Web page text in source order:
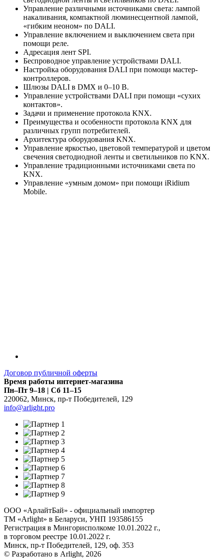
Управление различными источниками света: лампой
накаливания, компактной люминесцентной лампой,
«гибким неоном» по DALI.
Управление включением и выключением света при
помощи реле.
Адресация лент SPI.
Беспроводное управление устройствами DALI.
Настройка оборудования DALI при помощи мастер-
контроллеров.
Шлюзы DALI в DMX и 0–10 В.
Управление устройствами DALI при помощи «сухих
контактов».
Задачи и применение протокола KNX.
Преимущества и особенности протокола KNX для
различных групп потребителей.
Архитектура оборудования KNX.
Управление яркостью, цветовой температурой и цветом
свечения светодиодной ленты и светильников по KNX.
Управление традиционными источниками света по
KNX.
Управление «умным домом» при помощи iRidium
Mobile.
Договор публичной оферты
Время работы интернет-магазина
Пн–Пт 9–18 | Сб 11–15
220062, Минск, пр-т Победителей, 129
info@arlight.pro
ООО «АрлайтБай» - официальный импортер
ТМ «Arlight» в Беларуси, УНП 193586155
Регистрация в Мингорисполкоме 10.01.2022 г.,
в торговом реестре 10.01.2022 г.
Минск, пр-т Победителей, 129, оф. 353
© Разработано в Arlight, 2026